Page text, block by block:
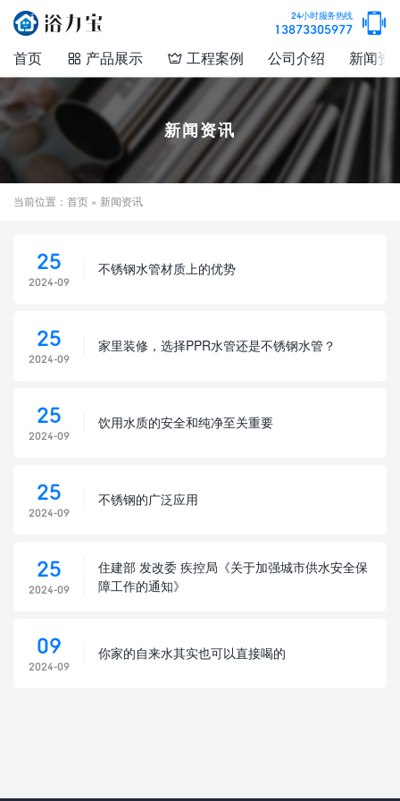
24小时服务热线
13873305977 
首页  产品展示  工程案例 公司介绍 新闻资
新闻资讯
当前位置： 首页 » 新闻资讯
25
2024-09
不锈钢水管材质上的优势
25
2024-09
家里装修，选择PPR水管还是不锈钢水管？
25
2024-09
饮用水质的安全和纯净至关重要
25
2024-09
不锈钢的广泛应用
25
2024-09
住建部 发改委 疾控局《关于加强城市供水安全保
障工作的通知》
09
2024-09
你家的自来水其实也可以直接喝的